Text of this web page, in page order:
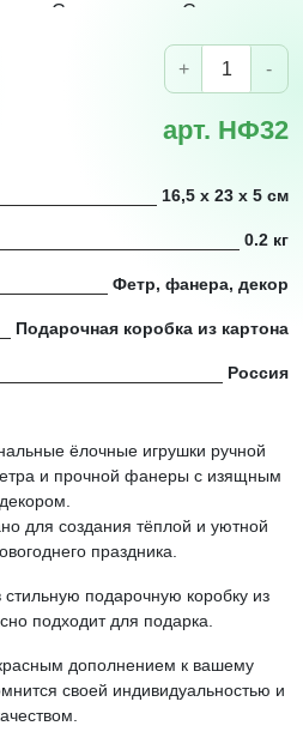
+ -
арт. НФ32
16,5 х 23 х 5 см
0.2 кг
Фетр, фанера, декор
Подарочная коробка из картона
Россия
ёлочные игрушки ручной
и прочной фанеры с изящным
декором.
для создания тёплой и уютной
праздника.
подарочную коробку из
подходит для подарка.
дополнением к вашему
своей индивидуальностью и